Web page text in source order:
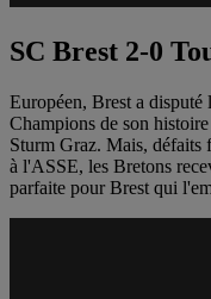
SC Brest 2-0
Européen, Brest a disputé
Champions de son
Sturm Graz. Mais, défaits
à l'ASSE, les Bretons
parfaite pour Brest qui